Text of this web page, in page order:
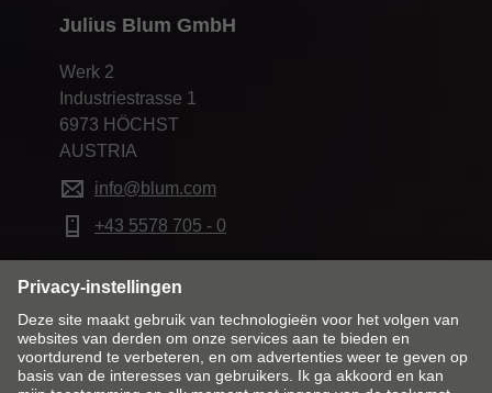
Julius Blum GmbH
Werk 2
Industriestrasse 1
6973 HÖCHST
AUSTRIA
info@blum.com
+43 5578 705 - 0
Markt en taal wijzigen